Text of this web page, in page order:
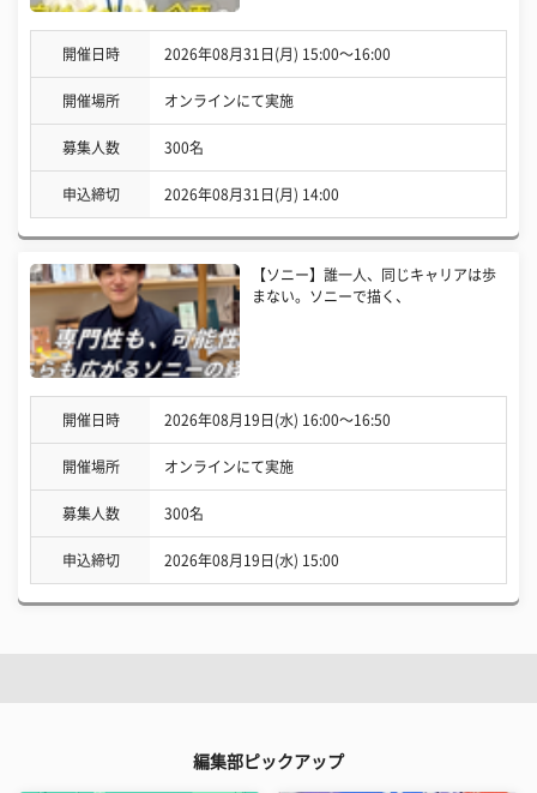
開催日時 2026年08月31日(月) 15:00〜16:00
開催場所 オンラインにて実施
募集人数 300名
申込締切 2026年08月31日(月) 14:00
【ソニー】誰一人、同じキャリアは歩
まない。ソニーで描く、
開催日時 2026年08月19日(水) 16:00〜16:50
開催場所 オンラインにて実施
募集人数 300名
申込締切 2026年08月19日(水) 15:00
編集部ピックアップ